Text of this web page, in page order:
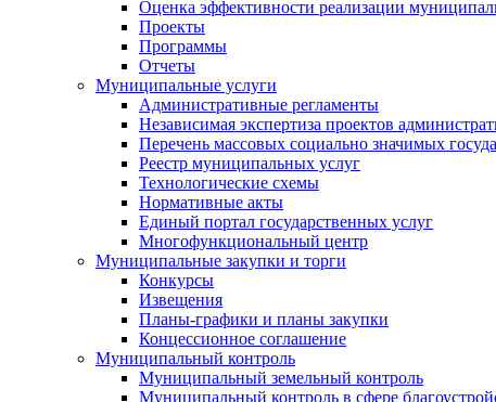
Оценка эффективности реализации
Проекты
Программы
Отчеты
Муниципальные услуги
Административные регламенты
Независимая экспертиза проектов
Перечень массовых социально значимых
Реестр муниципальных услуг
Технологические схемы
Нормативные акты
Единый портал государственных услуг
Многофункциональный центр
Муниципальные закупки и торги
Конкурсы
Извещения
Планы-графики и планы закупки
Концессионное соглашение
Муниципальный контроль
Муниципальный земельный контроль
Муниципальный контроль в сфере